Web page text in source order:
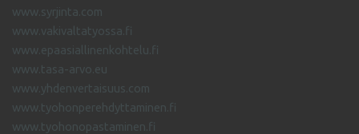
www.syrjinta.com
www.vakivaltatyossa.fi
www.epaasiallinenkohtelu.fi
www.tasa-arvo.eu
www.yhdenvertaisuus.com
www.tyohonperehdyttaminen.fi
www.tyohonopastaminen.fi